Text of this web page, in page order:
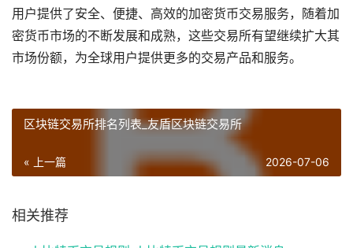
用户提供了安全、便捷、高效的加密货币交易服务，随着加
密货币市场的不断发展和成熟，这些交易所有望继续扩大其
市场份额，为全球用户提供更多的交易产品和服务。
区块链交易所排名列表_友盾区块链交易所
« 上一篇 2026-07-06
相关推荐